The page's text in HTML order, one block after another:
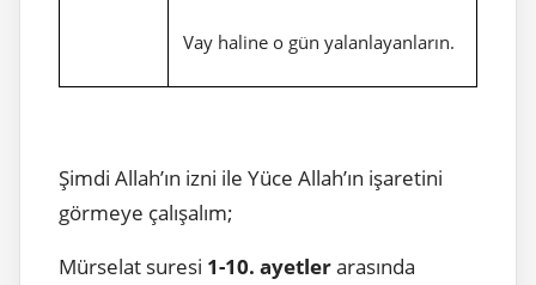
Vay haline o gün yalanlayanların.
Şimdi Allah’ın izni ile Yüce Allah’ın işaretini
görmeye çalışalım;
Mürselat suresi 1-10. ayetlerarasında